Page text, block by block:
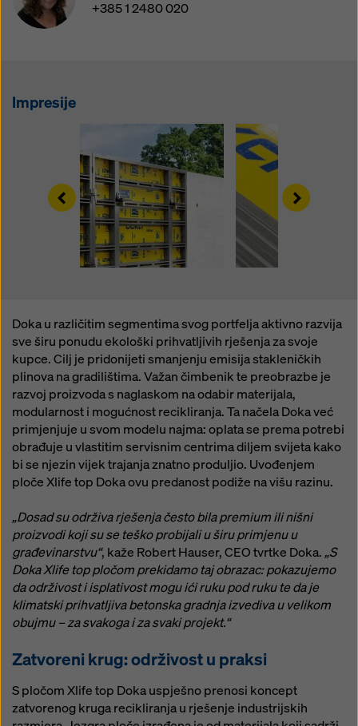
+385 1 2480 020
Impresije
Left Right
Doka u različitim segmentima svog portfelja aktivno razvija
sve širu ponudu ekološki prihvatljivih rješenja za svoje
kupce. Cilj je pridonijeti smanjenju emisija stakleničkih
plinova na gradilištima. Važan čimbenik te preobrazbe je
razvoj proizvoda s naglaskom na odabir materijala,
modularnost i mogućnost recikliranja. Ta načela Doka već
primjenjuje u svom modelu najma: oplata se prema potrebi
obrađuje u vlastitim servisnim centrima diljem svijeta kako
bi se njezin vijek trajanja znatno produljio. Uvođenjem
ploče Xlife top Doka ovu predanost podiže na višu razinu.
„Dosad su održiva rješenja često bila premium ili nišni
proizvodi koji su se teško probijali u širu primjenu u
građevinarstvu“, kaže Robert Hauser, CEO tvrtke Doka. „S
Doka Xlife top pločom prekidamo taj obrazac: pokazujemo
da održivost i isplativost mogu ići ruku pod ruku te da je
klimatski prihvatljiva betonska gradnja izvediva u velikom
obujmu – za svakoga i za svaki projekt.“
Zatvoreni krug: održivost u praksi
S pločom Xlife top Doka uspješno prenosi koncept
zatvorenog kruga recikliranja u rješenje industrijskih
kojem trenutku s budućim učinkom i bez navođenja
razloga klikom na
mogućnost odabira vaših kolačića (napredne